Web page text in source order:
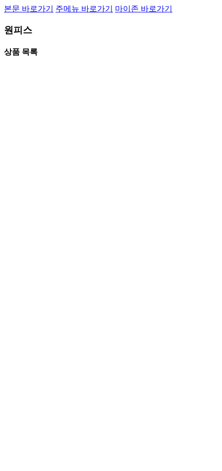
본문 바로가기 주메뉴 바로가기 마이존 바로가기
원피스
상품 목록